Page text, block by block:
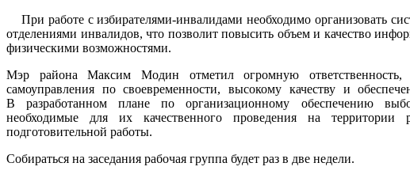
При работе с избирателями-инвалидами необходимо организовать
отделениями инвалидов, что позволит повысить объем и качество
физическими возможностями.
Мэр района Максим Модин отметил огромную ответственность,
самоуправления по своевременности, высокому качеству и
В разработанном плане по организационному обеспечению
необходимые для их качественного проведения на территории
подготовительной работы.
Собираться на заседания рабочая группа будет раз в две недели.